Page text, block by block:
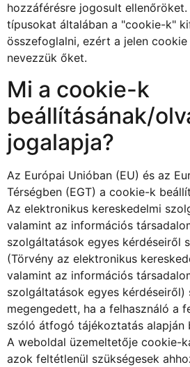
hozzáférésre jogosult
típusokat általában a "cookie-k"
összefoglalni, ezért a jelen
nevezzük őket.
Mi a cookie-k
beállításának/
jogalapja?
Az Európai Unióban (EU) és az
Térségben (EGT) a cookie-k
Az elektronikus kereskedelmi
valamint az információs
szolgáltatások egyes kérdéseiről
(Törvény az elektronikus
valamint az információs
szolgáltatások egyes
megengedett, ha a felhasználó a
szóló átfogó tájékoztatás alapján
A weboldal üzemeltetője cookie-
azok feltétlenül szükségesek